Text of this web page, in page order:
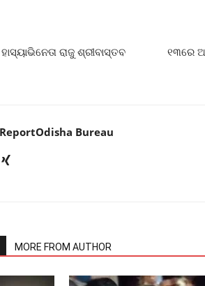
ରାଜୁ ଶ୍ରୀବାସ୍ତବ
୧୩ରେ
ReportOdisha Bureau
MORE FROM AUTHOR